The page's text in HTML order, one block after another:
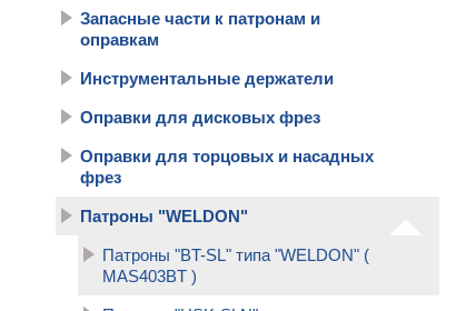
Запасные части к патронам и
оправкам
Инструментальные держатели
Оправки для дисковых фрез
Оправки для торцовых и насадных
фрез
Патроны "WELDON"
Патроны "BT-SL" типа "WELDON" (
MAS403BT )